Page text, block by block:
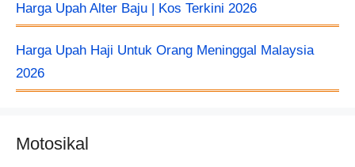
Harga Upah Alter Baju​ | Kos Terkini 2026
Harga Upah Haji Untuk Orang Meninggal Malaysia
2026
Motosikal